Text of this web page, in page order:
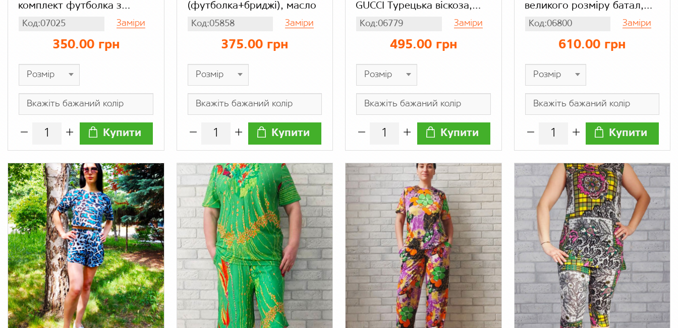
комплект футболка з
блакитний
Код:07025 Заміри
350.00 грн
Купити
(футболка+бриджі), масло
Код:05858 Заміри
375.00 грн
Купити
GUСCI Турецька віскоза,
подовженими шортами
Код:06779 Заміри
495.00 грн
Купити
великого розміру батал,
шорти з кишенями, віскоза,
чорний в дрібну червону
Код:06800 Заміри
610.00 грн
Купити